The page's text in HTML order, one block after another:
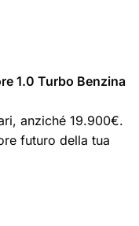
1.0 Turbo Benzina
anziché 19.900€.
futuro della tua